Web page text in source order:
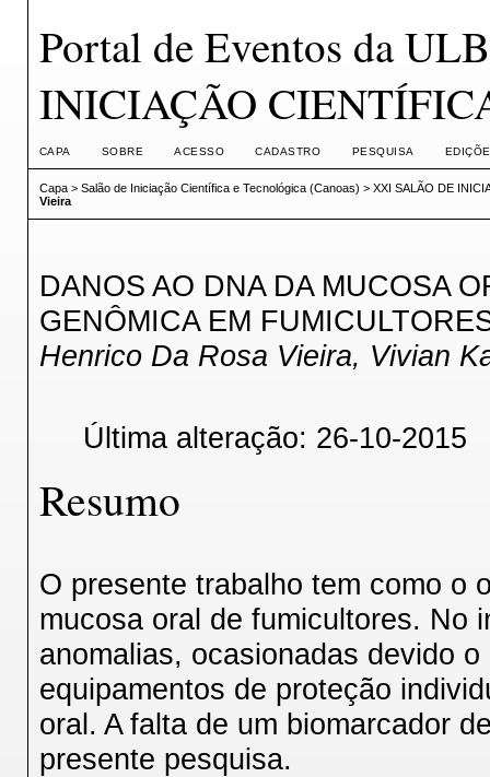
Portal de Eventos da
INICIAÇÃO
CAPA SOBRE ACESSO CADASTRO PESQUISA
Capa> Salão de Iniciação Científica e Tecnológica (Canoas) > XXI SALÃO DE
Vieira
DANOS AO DNA DA MUCOSA
GENÔMICA EM
Henrico Da Rosa Vieira, Vivian
Última alteração: 26-10-2015
Resumo
O presente trabalho tem como o
mucosa oral de fumicultores. No
anomalias, ocasionadas devido
equipamentos de proteção
oral. A falta de um biomarcador
presente pesquisa.